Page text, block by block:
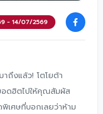
- 14/07/2569
ถึงแล้ว! โตโยต้า
ดฮิตไปให้คุณสัมผัส
เศษที่บอกเลยว่าห้าม